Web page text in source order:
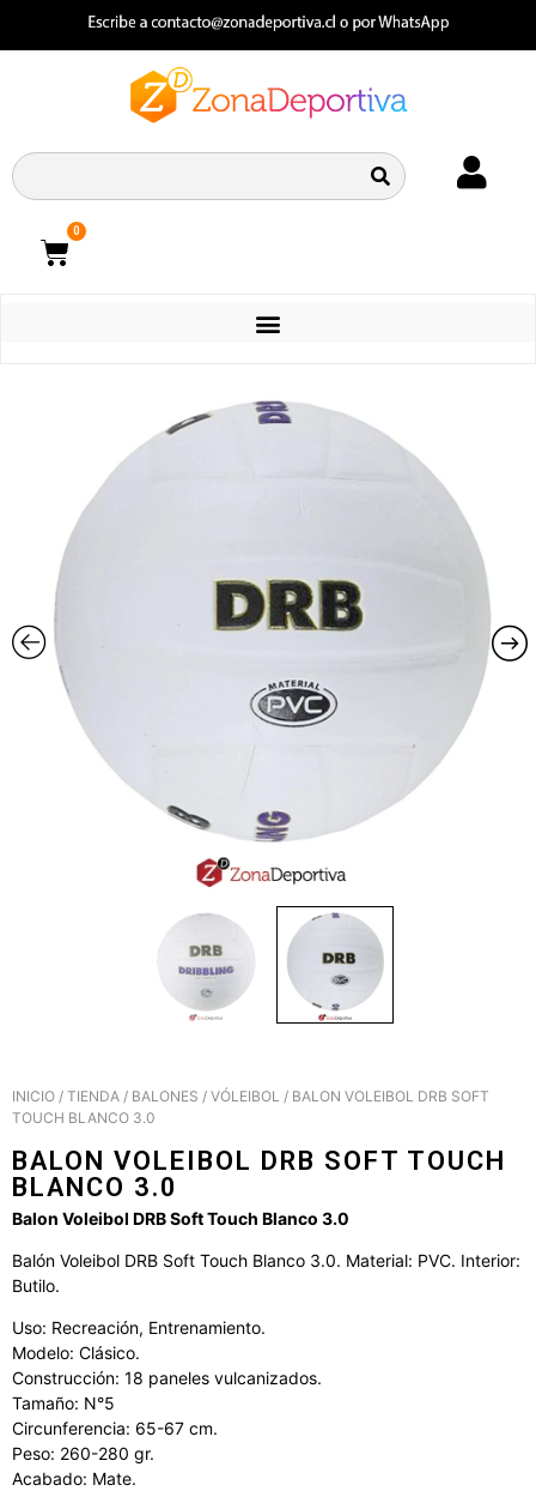
0
INICIO / TIENDA / BALONES / VÓLEIBOL / BALON VOLEIBOL DRB SOFT
TOUCH BLANCO 3.0
BALON VOLEIBOL DRB SOFT TOUCH
BLANCO 3.0
Balon Voleibol DRB Soft Touch Blanco 3.0
Balón Voleibol DRB Soft Touch Blanco 3.0. Material: PVC. Interior:
Butilo.
Uso: Recreación, Entrenamiento.
Modelo: Clásico.
Construcción: 18 paneles vulcanizados.
Tamaño: N°5
Circunferencia: 65-67 cm.
Peso: 260-280 gr.
Acabado: Mate.